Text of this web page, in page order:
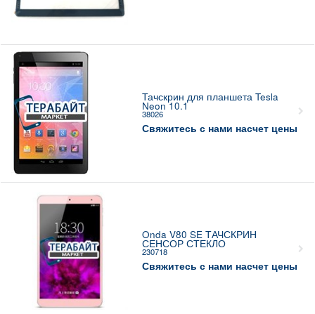
Тачскрин для планшета Tesla
Neon 10.1
38026
Свяжитесь с нами насчет цены
Onda V80 SE ТАЧСКРИН
СЕНСОР СТЕКЛО
230718
Свяжитесь с нами насчет цены